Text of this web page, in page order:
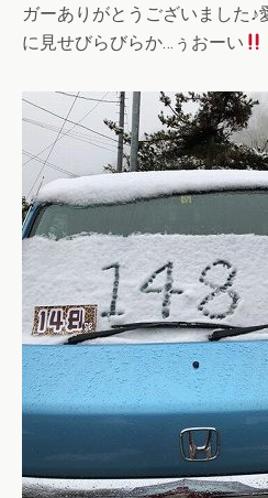
ガーありがとうございました
に見せびらびらか…ぅおーい